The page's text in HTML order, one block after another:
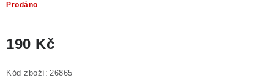
Prodáno
190 Kč
Kód zboží: 26865